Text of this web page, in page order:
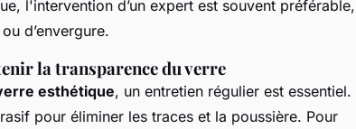
l'intervention d’un expert est souvent préférable,
d’envergure.
la transparence du verre
esthétique, un entretien régulier est essentiel.
pour éliminer les traces et la poussière. Pour